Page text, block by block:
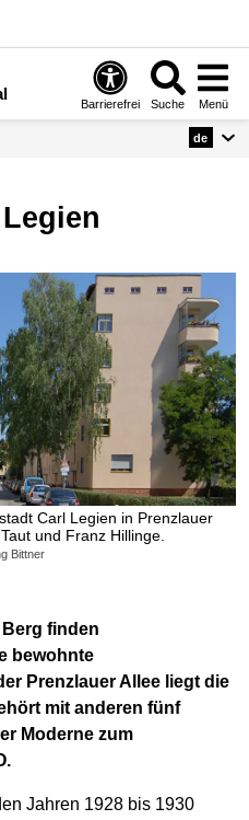
Barrierefrei Suche Menü
de
Legien
Carl Legien in Prenzlauer
und Franz Hillinge.
Bittner
finden
bewohnte
Prenzlauer Allee liegt die
mit anderen fünf
Moderne zum
Jahren 1928 bis 1930